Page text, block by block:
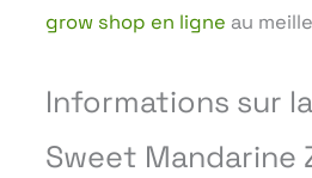
grow shop en ligne au
Informations sur
Sweet Mandarine